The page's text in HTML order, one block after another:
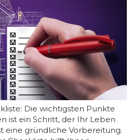
Die wichtigsten Punkte
ist ein Schritt, der Ihr Leben
eine gründliche Vorbereitung.